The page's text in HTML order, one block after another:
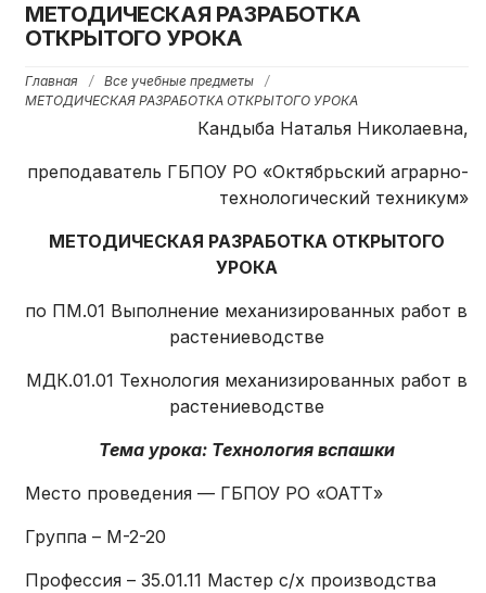
МЕТОДИЧЕСКАЯ РАЗРАБОТКА
ОТКРЫТОГО УРОКА
Главная / Все учебные предметы
/
МЕТОДИЧЕСКАЯ РАЗРАБОТКА ОТКРЫТОГО УРОКА
Кандыба Наталья Николаевна,
преподаватель ГБПОУ РО «Октябрьский аграрно-
технологический техникум»
МЕТОДИЧЕСКАЯ РАЗРАБОТКА ОТКРЫТОГО
УРОКА
по ПМ.01 Выполнение механизированных работ в
растениеводстве
МДК.01.01 Технология механизированных работ в
растениеводстве
Тема урока: Технология вспашки
Место проведения — ГБПОУ РО «ОАТТ»
Группа – М-2-20
Профессия – 35.01.11 Мастер с/х производства